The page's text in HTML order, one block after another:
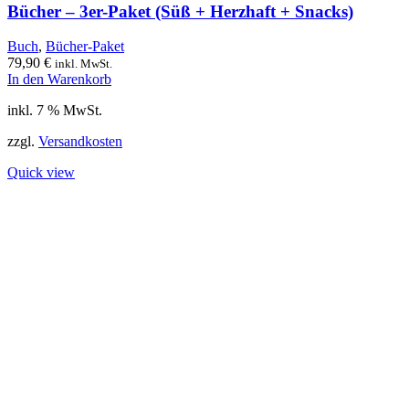
Bücher – 3er-Paket (Süß + Herzhaft + Snacks)
Buch, Bücher-Paket
79,90 € inkl. MwSt.
In den Warenkorb
inkl. 7 % MwSt.
zzgl. Versandkosten
Quick view